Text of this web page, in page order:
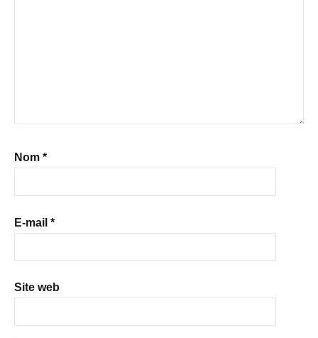
Nom *
E-mail *
Site web